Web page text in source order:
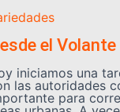
el Volante
iniciamos una
las autoridades
para